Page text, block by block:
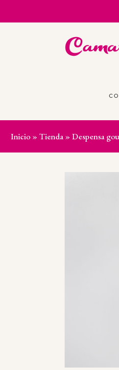
Inicio » Tienda» Despensa